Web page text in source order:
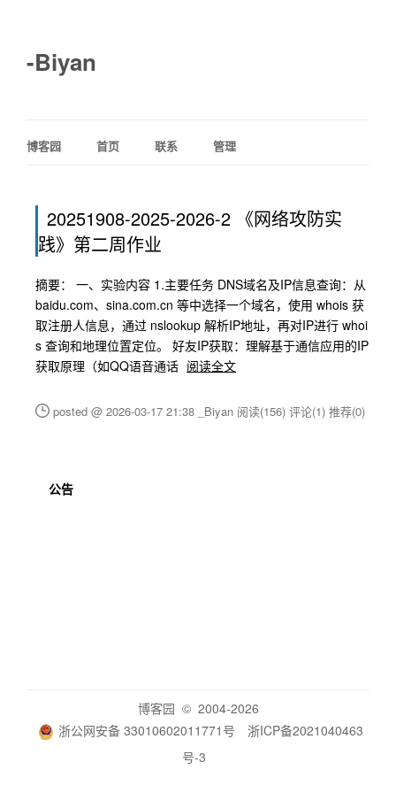
-Biyan
博客园 首页 联系 管理
20251908-2025-2026-2 《网络攻防实
践》第二周作业
摘要： 一、实验内容 1.主要任务 DNS域名及IP信息查询：从
baidu.com、sina.com.cn 等中选择一个域名，使用 whois 获
取注册人信息，通过 nslookup 解析IP地址，再对IP进行 whoi
s 查询和地理位置定位。 好友IP获取：理解基于通信应用的IP
获取原理（如QQ语音通话 阅读全文
posted @ 2026-03-17 21:38 _Biyan 阅读(156) 评论(1) 推荐(0)
公告
博客园 © 2004-2026
浙公网安备 33010602011771号
浙ICP备2021040463
号-3